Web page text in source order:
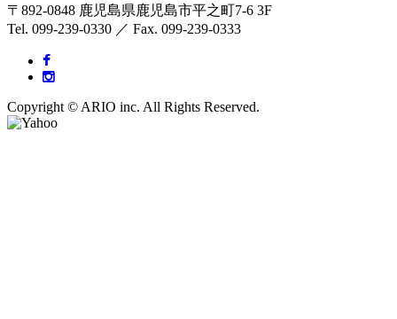
〒892-0848 鹿児島県鹿児島市平之町7-6 3F
Tel. 099-239-0330 ／ Fax. 099-239-0333
Copyright © ARIO inc. All Rights Reserved.